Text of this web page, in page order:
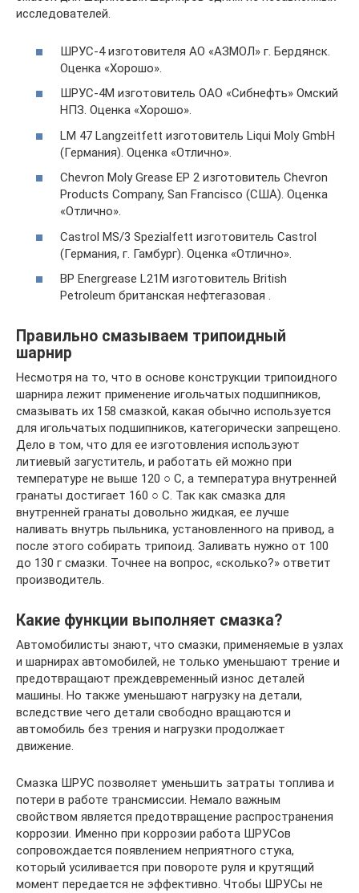
исследователей.
ШРУС-4 изготовителя АО «АЗМОЛ» г. Бердянск.
Оценка «Хорошо».
ШРУС-4М изготовитель ОАО «Сибнефть» Омский
НПЗ. Оценка «Хорошо».
LM 47 Langzeitfett изготовитель Liqui Moly GmbH
(Германия). Оценка «Отлично».
Chevron Moly Grease EP 2 изготовитель Chevron
Products Company, San Francisco (США). Оценка
«Отлично».
Castrol MS/3 Spezialfett изготовитель Castrol
(Германия, г. Гамбург). Оценка «Отлично».
BP Energrease L21M изготовитель British
Petroleum британская нефтегазовая .
Правильно смазываем трипоидный
шарнир
Несмотря на то, что в основе конструкции трипоидного
шарнира лежит применение игольчатых подшипников,
смазывать их 158 смазкой, какая обычно используется
для игольчатых подшипников, категорически запрещено.
Дело в том, что для ее изготовления используют
литиевый загуститель, и работать ей можно при
температуре не выше 120 ○ C, а температура внутренней
гранаты достигает 160 ○ C. Так как смазка для
внутренней гранаты довольно жидкая, ее лучше
наливать внутрь пыльника, установленного на привод, а
после этого собирать трипоид. Заливать нужно от 100
до 130 г смазки. Точнее на вопрос, «сколько?» ответит
производитель.
Какие функции выполняет смазка?
Автомобилисты знают, что смазки, применяемые в узлах
и шарнирах автомобилей, не только уменьшают трение и
предотвращают преждевременный износ деталей
машины. Но также уменьшают нагрузку на детали,
вследствие чего детали свободно вращаются и
автомобиль без трения и нагрузки продолжает
движение.
Смазка ШРУС позволяет уменьшить затраты топлива и
потери в работе трансмиссии. Немало важным
свойством является предотвращение распространения
коррозии. Именно при коррозии работа ШРУСов
сопровождается появлением неприятного стука,
который усиливается при повороте руля и крутящий
момент передается не эффективно. Чтобы ШРУСы не